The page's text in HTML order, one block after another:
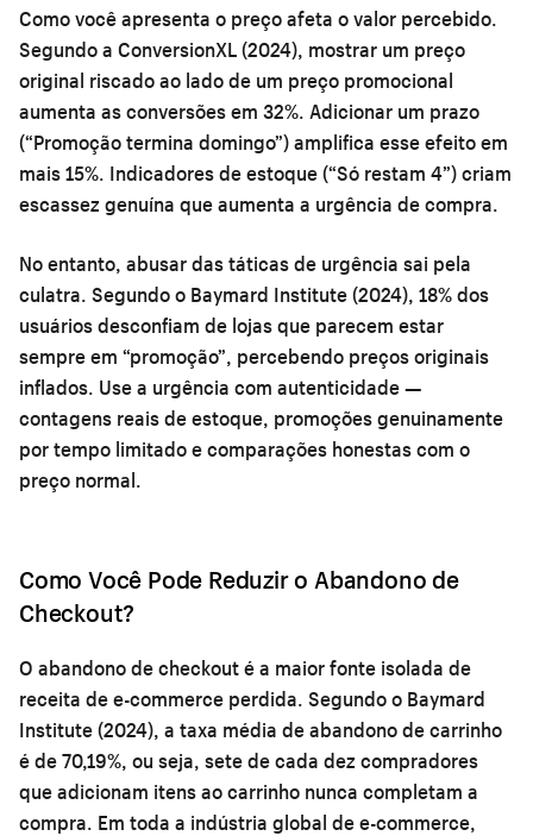
Como você apresenta o preço afeta o valor percebido.
Segundo a ConversionXL (2024), mostrar um preço
original riscado ao lado de um preço promocional
aumenta as conversões em 32%. Adicionar um prazo
(“Promoção termina domingo”) amplifica esse efeito em
mais 15%. Indicadores de estoque (“Só restam 4”) criam
escassez genuína que aumenta a urgência de compra.
No entanto, abusar das táticas de urgência sai pela
culatra. Segundo o Baymard Institute (2024), 18% dos
usuários desconfiam de lojas que parecem estar
sempre em “promoção”, percebendo preços originais
inflados. Use a urgência com autenticidade —
contagens reais de estoque, promoções genuinamente
por tempo limitado e comparações honestas com o
preço normal.
Como Você Pode Reduzir o Abandono de
Checkout?
O abandono de checkout é a maior fonte isolada de
receita de e-commerce perdida. Segundo o Baymard
Institute (2024), a taxa média de abandono de carrinho
é de 70,19%, ou seja, sete de cada dez compradores
que adicionam itens ao carrinho nunca completam a
compra. Em toda a indústria global de e-commerce,